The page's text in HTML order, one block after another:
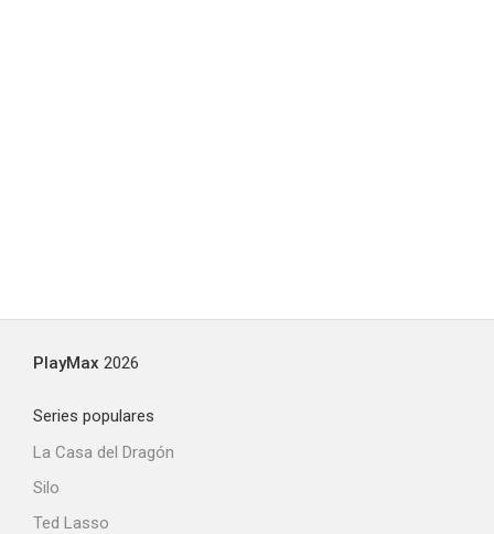
PlayMax 2026
Series populares
La Casa del Dragón
Silo
Ted Lasso